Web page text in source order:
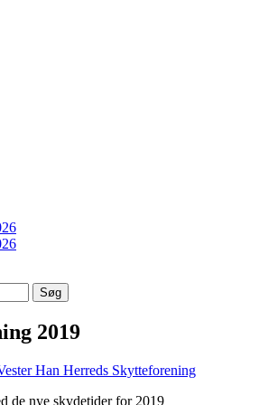
2019
Han Herreds Skytteforening
de nye skydetider for 2019